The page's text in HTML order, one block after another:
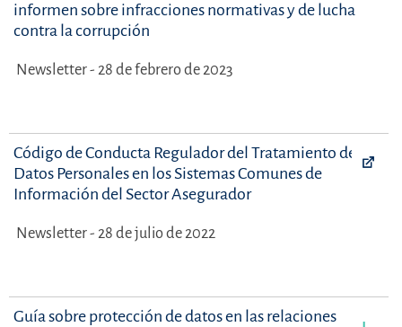
informen sobre infracciones normativas y de lucha
contra la corrupción
Newsletter - 28 de febrero de 2023
Código de Conducta Regulador del Tratamiento de
Datos Personales en los Sistemas Comunes de
Información del Sector Asegurador
Newsletter - 28 de julio de 2022
Guía sobre protección de datos en las relaciones